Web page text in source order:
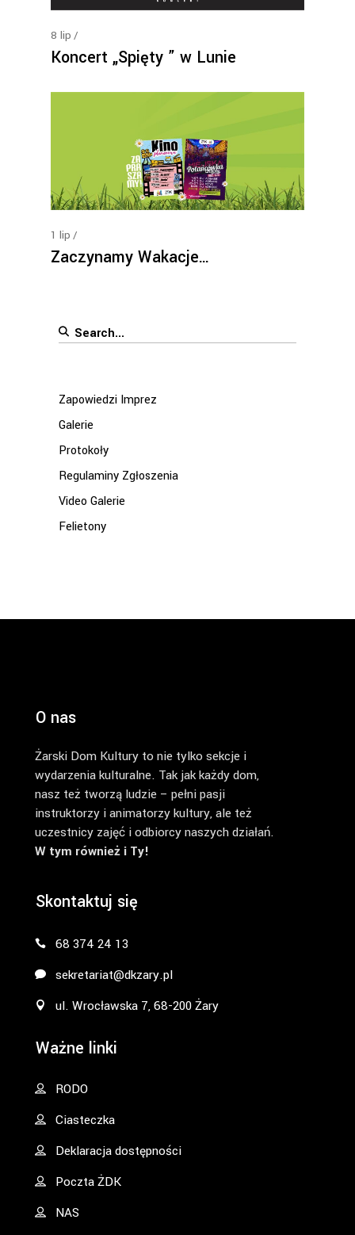
8 lip
Koncert „Spięty ” w Lunie
1 lip
Zaczynamy Wakacje…
Search
Zapowiedzi Imprez
Galerie
Protokoły
Regulaminy Zgłoszenia
Video Galerie
Felietony
O nas
Żarski Dom Kultury to nie tylko sekcje i
wydarzenia kulturalne. Tak jak każdy dom,
nasz też tworzą ludzie – pełni pasji
instruktorzy i animatorzy kultury, ale też
uczestnicy zajęć i odbiorcy naszych działań.
W tym również i Ty!
Skontaktuj się
68 374 24 13
sekretariat@dkzary.pl
ul. Wrocławska 7, 68-200 Żary
Ważne linki
RODO
Ciasteczka
Deklaracja dostępności
Poczta ŻDK
NAS